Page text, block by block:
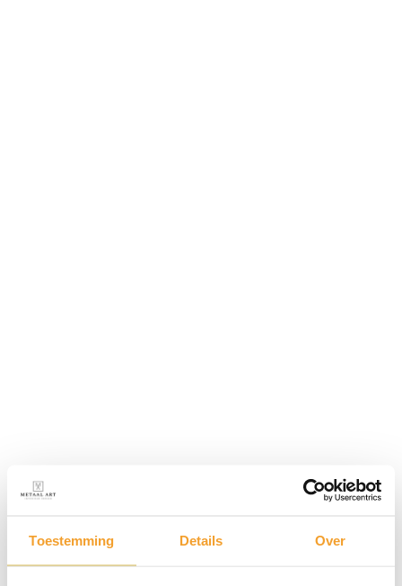
Toestemming Details Over